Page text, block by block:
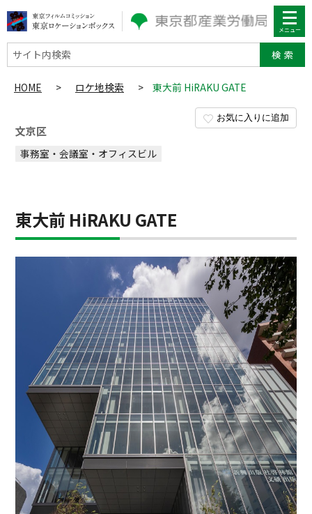
サイト内検索
HOME > ロケ地検索 > 東大前 HiRAKU GATE
お気に入りに追加
文京区
事務室・会議室・オフィスビル
東大前 HiRAKU GATE